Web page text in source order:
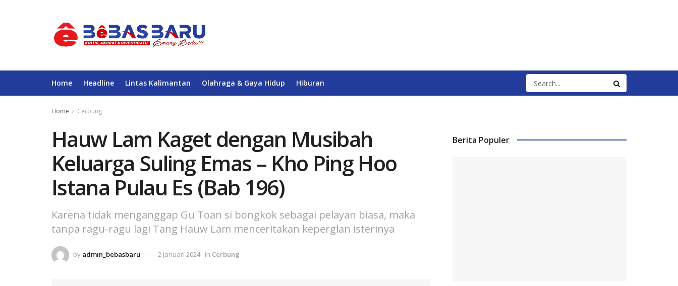
Home Headline Lintas Kalimantan Olahraga & Gaya Hidup Hiburan
Home Cerbung
Hauw Lam Kaget dengan Musibah
Keluarga Suling Emas – Kho Ping Hoo
Istana Pulau Es (Bab 196)
Karena tidak menganggap Gu Toan si bongkok sebagai pelayan biasa, maka
tanpa ragu-ragu lagi Tang Hauw Lam menceritakan keperglan isterinya
by admin_bebasbaru 2 Januari 2024 in Cerbung
Berita Populer